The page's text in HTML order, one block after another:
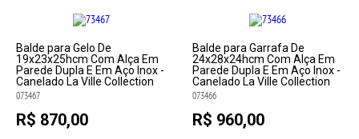
Balde para Gelo De
19x23x25hcm Com Alça Em
Parede Dupla E Em Aço Inox -
Canelado La Ville Collection
073467
R$ 870,00
Balde para Garrafa De
24x28x24hcm Com Alça Em
Parede Dupla E Em Aço Inox -
Canelado La Ville Collection
073466
R$ 960,00